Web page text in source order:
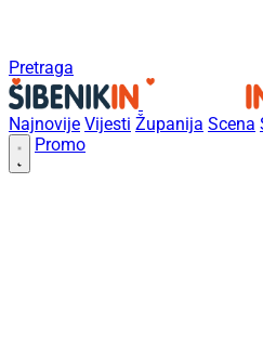
Pretraga
Najnovije Vijesti Županija Scena
Promo